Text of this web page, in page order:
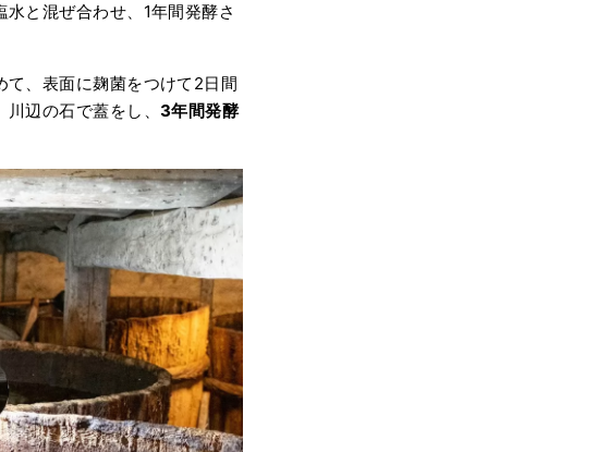
と混ぜ合わせ、1年間発酵さ
、表面に麹菌をつけて2日間
川辺の石で蓋をし、3年間発酵